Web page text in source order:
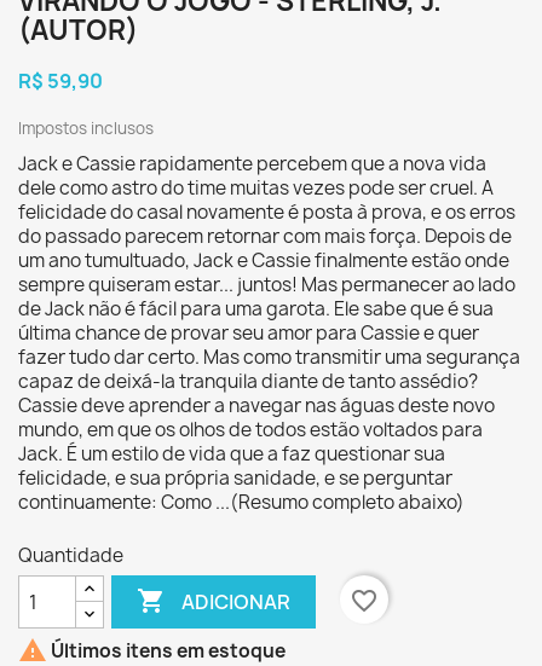
(AUTOR)
R$ 59,90
Impostos inclusos
Jack e Cassie rapidamente percebem que a nova vida
dele como astro do time muitas vezes pode ser cruel. A
felicidade do casal novamente é posta à prova, e os erros
do passado parecem retornar com mais força. Depois de
um ano tumultuado, Jack e Cassie finalmente estão onde
sempre quiseram estar... juntos! Mas permanecer ao lado
de Jack não é fácil para uma garota. Ele sabe que é sua
última chance de provar seu amor para Cassie e quer
fazer tudo dar certo. Mas como transmitir uma segurança
capaz de deixá-la tranquila diante de tanto assédio?
Cassie deve aprender a navegar nas águas deste novo
mundo, em que os olhos de todos estão voltados para
Jack. É um estilo de vida que a faz questionar sua
felicidade, e sua própria sanidade, e se perguntar
continuamente: Como ...(Resumo completo abaixo)
Quantidade
 ADICIONAR
favorite_border
 Últimos itens em estoque